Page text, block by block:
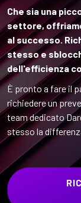
Che sia una
settore,
al successo.
stesso e
dell'efficienza
È pronto a fare il
richiedere un
team dedicato
stesso la